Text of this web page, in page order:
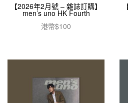
【2026年2月號 – 雜誌訂購】
men’s uno HK Fourth
港幣$100